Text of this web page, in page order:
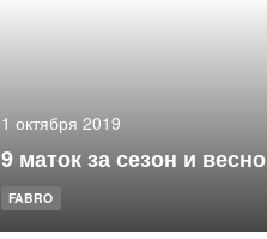
1 октября 2019
9 маток за сезон и
FABRO